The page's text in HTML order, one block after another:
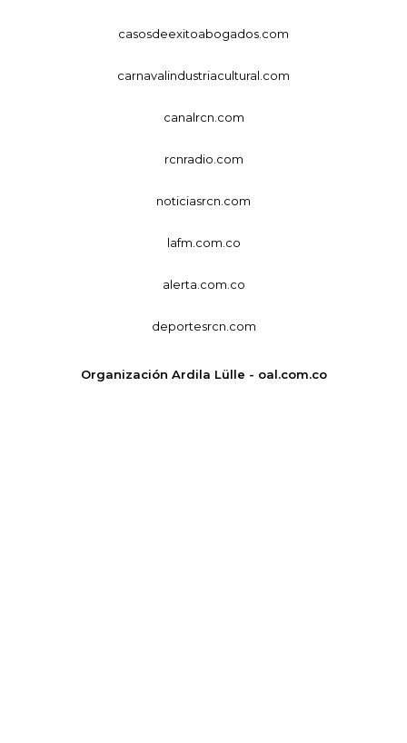
casosdeexitoabogados.com
carnavalindustriacultural.com
canalrcn.com
rcnradio.com
noticiasrcn.com
lafm.com.co
alerta.com.co
deportesrcn.com
Organización Ardila Lülle - oal.com.co